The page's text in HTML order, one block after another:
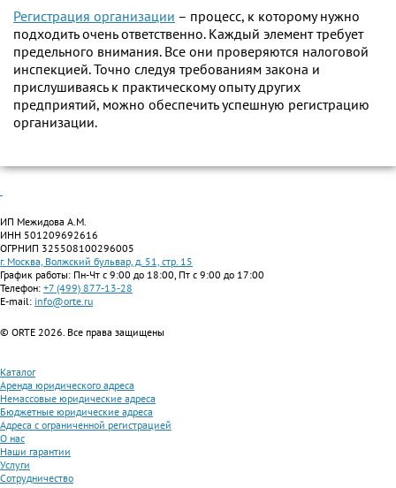
Регистрация организации – процесс, к которому нужно
подходить очень ответственно. Каждый элемент требует
предельного внимания. Все они проверяются налоговой
инспекцией. Точно следуя требованиям закона и
прислушиваясь к практическому опыту других
предприятий, можно обеспечить успешную регистрацию
организации.
ИП Межидова А.М.
ИНН 501209692616
ОГРНИП 325508100296005
г. Москва, Волжский бульвар, д. 51, стр. 15
График работы: Пн-Чт с 9:00 до 18:00, Пт с 9:00 до 17:00
Телефон: +7 (499) 877-13-28
E-mail: info@orte.ru
© ORTE 2026. Все права защищены
Каталог
Аренда юридического адреса
Немассовые юридические адреса
Бюджетные юридические адреса
Адреса с ограниченной регистрацией
О нас
Наши гарантии
Услуги
Сотрудничество